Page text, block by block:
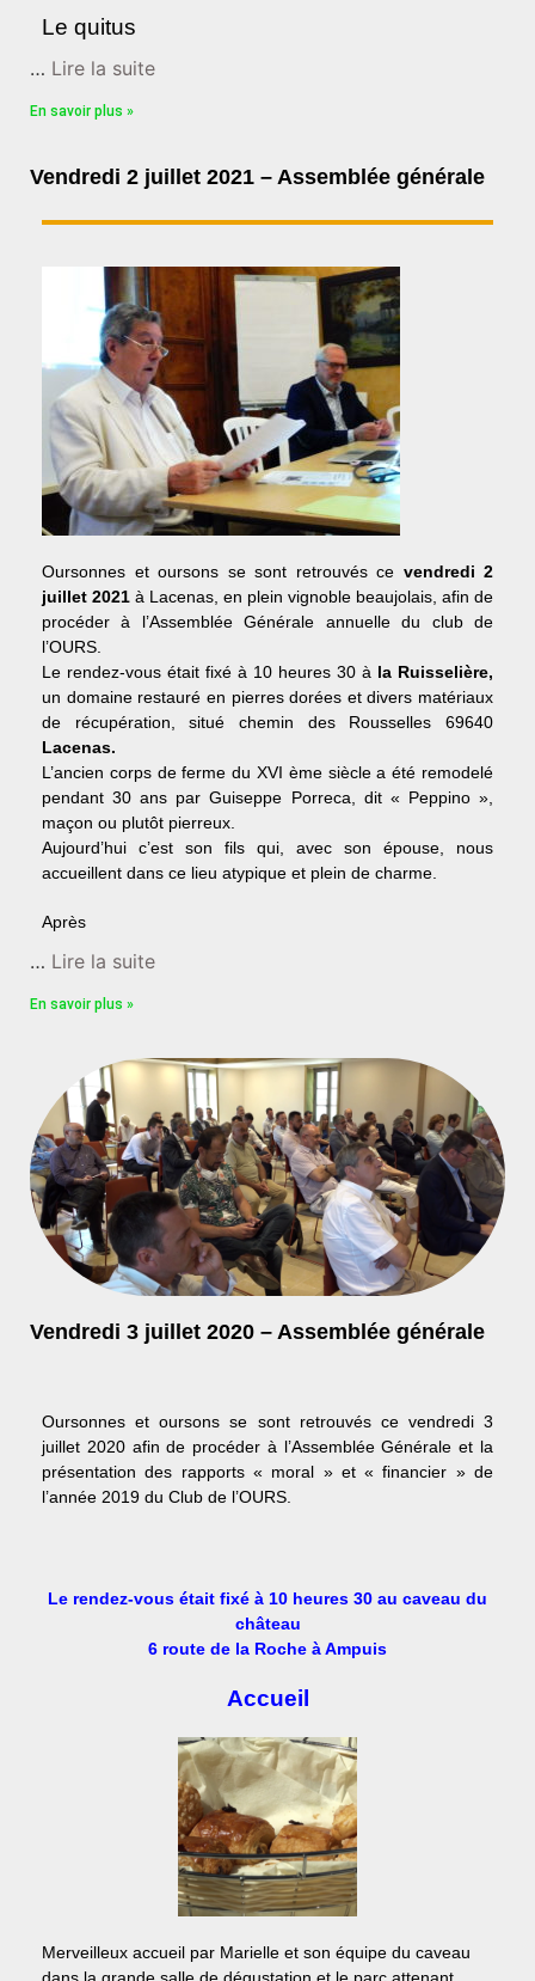
Le quitus
… Lire la suite
En savoir plus »
Vendredi 2 juillet 2021 – Assemblée générale
‌Oursonnes et oursons se sont retrouvés ce vendredi 2
juillet 2021 à Lacenas, en plein vignoble beaujolais, afin de
procéder à l’Assemblée Générale annuelle du club de
l’OURS.
Le rendez-vous était fixé à 10 heures 30 à la Ruisselière,
un domaine restauré en pierres dorées et divers matériaux
de récupération, situé chemin des Rousselles 69640
Lacenas.
L’ancien corps de ferme du XVI ème siècle a été remodelé
pendant 30 ans par Guiseppe Porreca, dit « Peppino »,
maçon ou plutôt pierreux.
Aujourd’hui c’est son fils qui, avec son épouse, nous
accueillent dans ce lieu atypique et plein de charme.
Après
… Lire la suite
En savoir plus »
Vendredi 3 juillet 2020 – Assemblée générale
Oursonnes et oursons se sont retrouvés ce vendredi 3
juillet 2020 afin de procéder à l’Assemblée Générale et la
présentation des rapports « moral » et « financier » de
l’année 2019 du Club de l’OURS.
Le rendez-vous était fixé à 10 heures 30 au caveau du
château
6 route de la Roche à Ampuis
Accueil
Merveilleux accueil par Marielle et son équipe du caveau